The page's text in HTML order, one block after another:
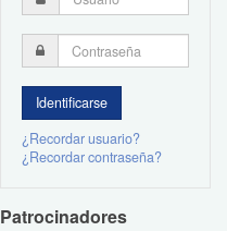
¿Recordar usuario?
¿Recordar contraseña?
Patrocinadores